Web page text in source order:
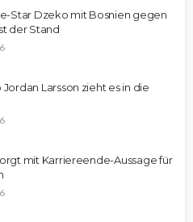
Star Dzeko mit Bosnien gegen
der Stand
Larsson zieht es in die
mit Karriereende-Aussage für